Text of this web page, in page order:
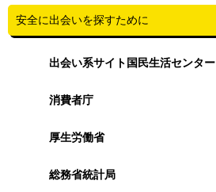
安全に出会いを探すために
出会い系サイト国民生活センター
消費者庁
厚生労働省
総務省統計局